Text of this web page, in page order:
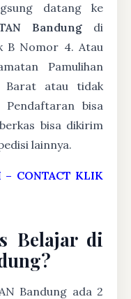
datang ke
Bandung di
B Nomor 4. Atau
Pamulihan
Barat atau tidak
bisa
bisa dikirim
lainnya.
– CONTACT KLIK
Belajar di
Bandung ada 2